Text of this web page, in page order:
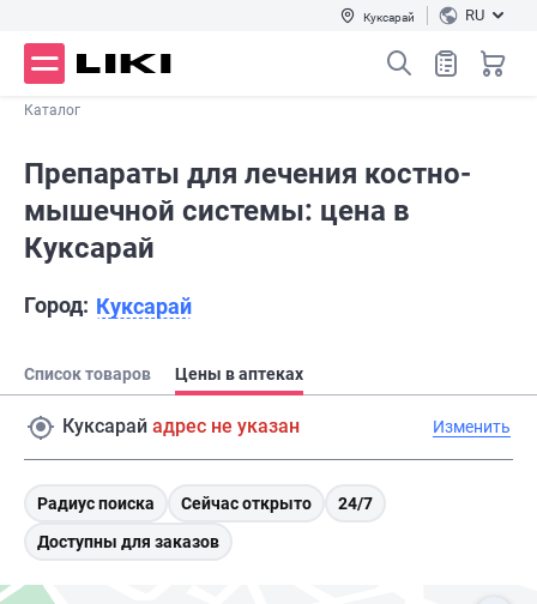
Куксарай RU
Каталог
Препараты для лечения костно-
мышечной системы: цена в
Куксарай
Город: Куксарай
Список товаров Цены в аптеках
Куксарай адрес не указан Изменить
Радиус поиска Сейчас открыто
24/7
Доступны для заказов